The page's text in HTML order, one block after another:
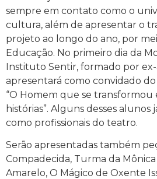
sempre em contato como o
cultura, além de apresentar o
projeto ao longo do ano, por
Educação. No primeiro dia da
Instituto Sentir, formado por ex-
apresentará como convidado
“O Homem que se
histórias”. Alguns desses alunos
como profissionais do teatro.
Serão apresentadas também
Compadecida, Turma da
Amarelo, O Mágico de Oxente